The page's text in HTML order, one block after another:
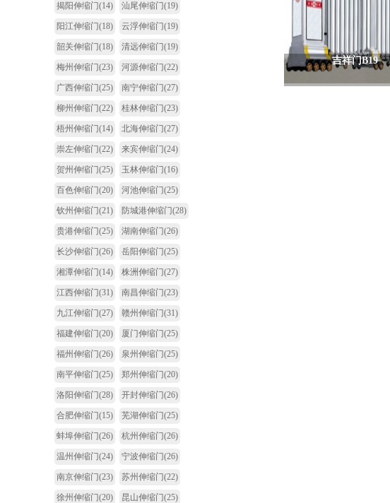
吉祥门B19
揭阳伸缩门(14) 汕尾伸缩门(19)
阳江伸缩门(18) 云浮伸缩门(19)
韶关伸缩门(18) 清远伸缩门(19)
梅州伸缩门(23) 河源伸缩门(22)
广西伸缩门(25) 南宁伸缩门(27)
柳州伸缩门(22) 桂林伸缩门(23)
梧州伸缩门(14) 北海伸缩门(27)
崇左伸缩门(22) 来宾伸缩门(24)
贺州伸缩门(25) 玉林伸缩门(16)
百色伸缩门(20) 河池伸缩门(25)
钦州伸缩门(21) 防城港伸缩门(28)
贵港伸缩门(25) 湖南伸缩门(26)
长沙伸缩门(26) 岳阳伸缩门(25)
湘潭伸缩门(14) 株洲伸缩门(27)
江西伸缩门(31) 南昌伸缩门(23)
九江伸缩门(27) 赣州伸缩门(31)
福建伸缩门(20) 厦门伸缩门(25)
福州伸缩门(26) 泉州伸缩门(25)
南平伸缩门(25) 郑州伸缩门(20)
洛阳伸缩门(28) 开封伸缩门(26)
合肥伸缩门(15) 芜湖伸缩门(25)
蚌埠伸缩门(26) 杭州伸缩门(26)
温州伸缩门(24) 宁波伸缩门(26)
南京伸缩门(23) 苏州伸缩门(22)
徐州伸缩门(20) 昆山伸缩门(25)